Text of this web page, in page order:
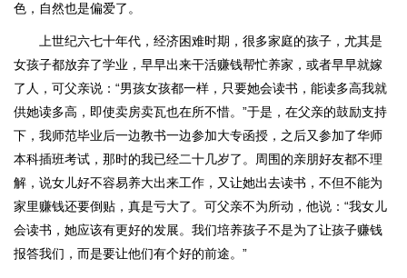
色，自然也是偏爱了。
上世纪六七十年代，经济困难时期，很多家庭的孩子，尤其是
女孩子都放弃了学业，早早出来干活赚钱帮忙养家，或者早早就嫁
了人，可父亲说：“男孩女孩都一样，只要她会读书，能读多高我就
供她读多高，即使卖房卖瓦也在所不惜。”于是，在父亲的鼓励支持
下，我师范毕业后一边教书一边参加大专函授，之后又参加了华师
本科插班考试，那时的我已经二十几岁了。周围的亲朋好友都不理
解，说女儿好不容易养大出来工作，又让她出去读书，不但不能为
家里赚钱还要倒贴，真是亏大了。可父亲不为所动，他说：“我女儿
会读书，她应该有更好的发展。我们培养孩子不是为了让孩子赚钱
报答我们，而是要让他们有个好的前途。”